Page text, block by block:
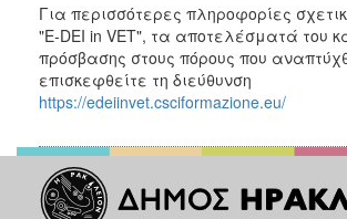
Για περισσότερες πληροφορίες
"E-DEI in VET", τα αποτελέσματά του
πρόσβασης στους πόρους που
επισκεφθείτε τη διεύθυνση
https://edeiinvet.csciformazione.eu/